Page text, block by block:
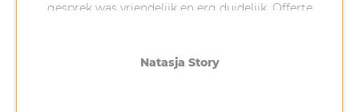
gesprek was vriendelijk en erg duidelijk. Offerte
met de zonnepanelen. Hele vriendelijke mannen,
Natasja Story